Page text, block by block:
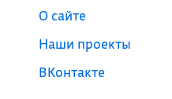
О сайте
Наши проекты
ВКонтакте